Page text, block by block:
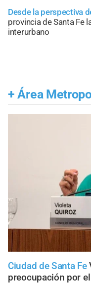
Desde la perspectiva
provincia de Santa Fe
interurbano
+ Área
Ciudad de Santa Fe
preocupación por